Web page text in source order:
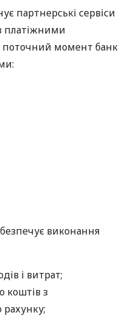
партнерські сервіси
платіжними
поточний момент банк
виконання
і витрат;
коштів з